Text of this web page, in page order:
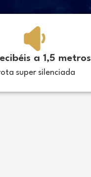
a 1,5 metros
super silenciada